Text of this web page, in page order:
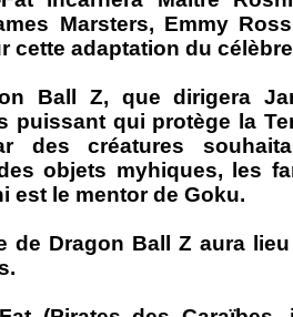
Marsters, Emmy
cette adaptation du
Ball Z, que dirigera
puissant qui protège la
des créatures
objets myhiques, les
est le mentor de Goku.
de Dragon Ball Z aura